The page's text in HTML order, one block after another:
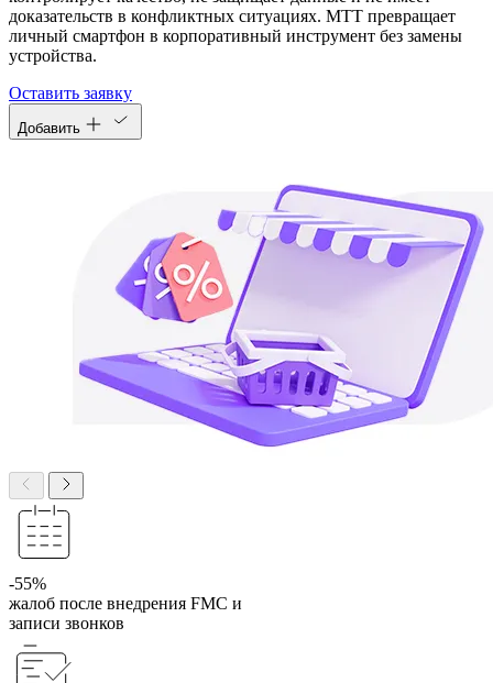
доказательств в конфликтных ситуациях. МТТ превращает
личный смартфон в корпоративный инструмент без замены
устройства.
Оставить заявку
Добавить
-55%
жалоб после внедрения FMC и
записи звонков